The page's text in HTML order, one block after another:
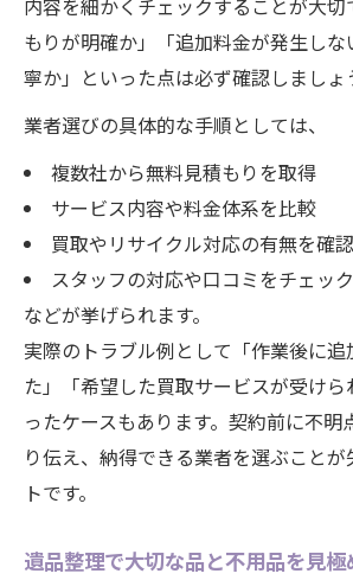
内容を細かくチェックすることが大切
もりが明確か」「追加料金が発生し
寧か」といった点は必ず確認しましょ
業者選びの具体的な手順としては、
複数社から無料見積もりを取得
サービス内容や料金体系を比較
買取やリサイクル対応の有無を確認
スタッフの対応や口コミをチェック
などが挙げられます。
実際のトラブル例として「作業後に
た」「希望した買取サービスが受け
ったケースもあります。契約前に不明
り伝え、納得できる業者を選ぶこと
トです。
遺品整理で大切な品と不用品を見極